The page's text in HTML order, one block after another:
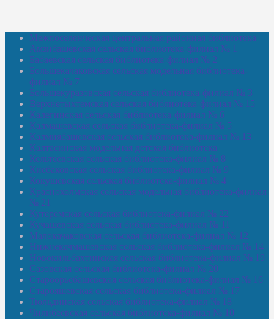
Межпоселенческая центральная районная библиотека
Амзибашевская сельская библиотека-филиал № 1
Бабаевская сельская библиотека-филиал № 2
Большекачаковская сельская модельная библиотека-
филиал № 7
Большекуразовская сельская библиотека-филиал № 3
Верхнетыхтемская сельская библиотека-филиал № 15
Калегинская сельская библиотека-филиал № 6
Калмашевская сельская библиотека-филиал № 5
Калмиябашевская сельская библиотека-филиал № 13
Калтасинская модельная детская библиотека
Кельтеевская сельская библиотека-филиал № 8
Киебаковская сельская библиотека-филиал № 9
Кокушевская сельская библиотека-филиал № 4
Краснохолмская сельская модельная библиотека-филиал
№ 21
Кутеремская сельская библиотека-филиал № 22
Кучашевская сельская библиотека-филиал № 11
Малокачаковская сельская библиотека-филиал № 12
Нижнекачмашевская сельская библиотека-филиал № 14
Новокильбахтинская сельская библиотека-филиал № 19
Сазовская сельская библиотека-филиал № 20
Староорьебашевская сельская библиотека-филиал № 16
Старояшевская сельская библиотека-филиал № 17
Тюльдинская сельская библиотека-филиал № 18
Чилибеевская сельская библиотека-филиал № 10